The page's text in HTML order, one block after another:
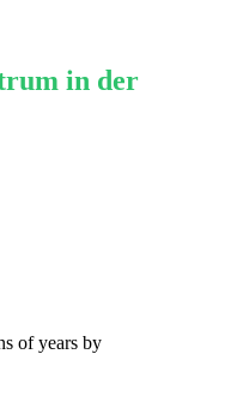
in der
of years by